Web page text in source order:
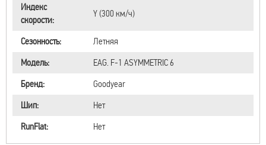
Индекс
скорости:
Y (300 км/ч)
Сезонность:
Летняя
Модель:
EAG. F-1 ASYMMETRIC 6
Бренд:
Goodyear
Шип:
Нет
RunFlat:
Нет